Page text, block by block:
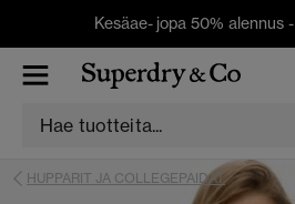
Kesäae- jopa 50% alennus -
HUPPARIT JA COLLEGEPAIDAT